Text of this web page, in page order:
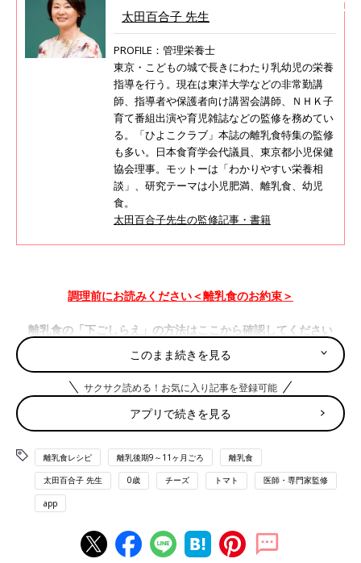
太田百合子 先生
PROFILE：管理栄養士
東京・こどもの城で長きにわたり乳幼児の栄養
指導を行う。現在は東洋大学などの非常勤講
師、指導者や保護者向け講習会講師、ＮＨＫ子
育て番組出演や育児雑誌などの監修を務めてい
る。「ひよこクラブ」本誌の離乳食特集の監修
も多い。日本食育学会代議員、東京都小児保健
協会理事。モットーは「わかりやすい栄養相
談」、研究テーマは小児肥満、離乳食、幼児
食。
太田百合子先生の監修記事・書籍
調理前にお読みください＜離乳食のお約束＞
離乳食の「下ごしらえ」の方法はここから確認してください
トマトのチーズ焼き レシピ
レシピをご紹介。
材料
・ミニトマト…2個（20g）
・溶けるチーズ…少々
このまま続きを見る
サクサク読める！お気に入り記事を登録可能
アプリで続きを見る
離乳食レシピ 離乳後期9～11ヶ月ごろ 離乳食
太田百合子 先生 0歳 チーズ トマト 医師・専門家監修
app